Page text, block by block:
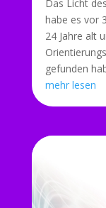
Das Licht
habe es vor
24 Jahre alt
gefunden
mehr lesen